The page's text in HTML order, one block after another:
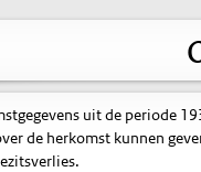
uit de periode
de herkomst kunnen